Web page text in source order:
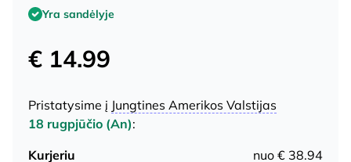
Yra sandėlyje
€ 14.99
Pristatysime į Jungtines Amerikos Valstijas
18 rugpjūčio (An):
Kurjeriu
nuo € 38.94